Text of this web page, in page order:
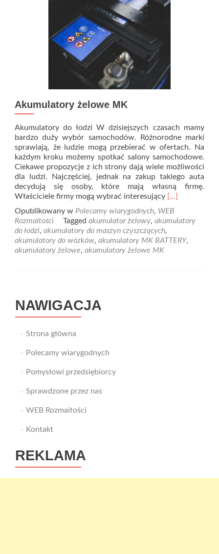
Akumulatory żelowe MK
Akumulatory do łodzi W dzisiejszych czasach mamy
bardzo duży wybór samochodów. Różnorodne marki
sprawiają, że ludzie mogą przebierać w ofertach. Na
każdym kroku możemy spotkać salony samochodowe.
Ciekawe propozycje z ich strony dają wiele możliwości
dla ludzi. Najczęściej, jednak na zakup takiego auta
decydują się osoby, które mają własną firmę.
Właściciele firmy mogą wybrać interesujący Read
about
Akumulatory
MK
[…]
Opublikowany w Polecamy wiarygodnych, WEB
Rozmaitości
Tagged akumulator żelowy, akumulatory
do łodzi, akumulatory do maszyn czyszczących,
akumulatory do wózków, akumulatory MK BATTERY,
akumulatory żelowe, akumulatory żelowe MK
NAWIGACJA
Strona główna
Polecamy wiarygodnych
Pomysłowi przedsiębiorcy
Sprawdzone przez nas
WEB Rozmaitości
Kontakt
REKLAMA